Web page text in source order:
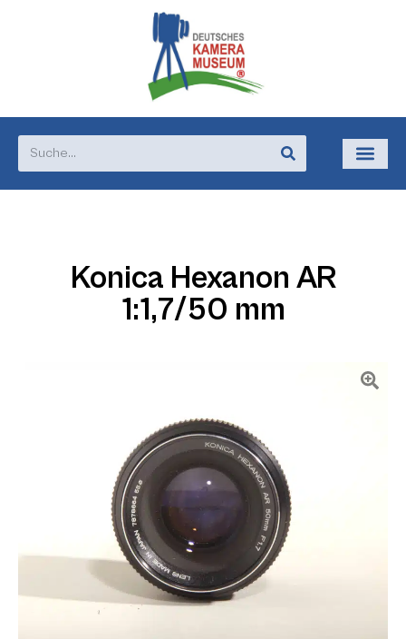
Konica Hexanon AR
1:1,7/50 mm